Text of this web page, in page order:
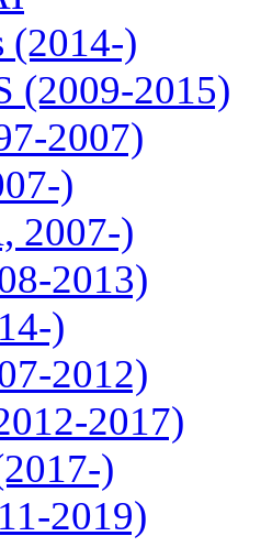
(2014-)
(2009-2015)
2007)
)
2007-)
2013)
)
2012)
2017)
)
2019)